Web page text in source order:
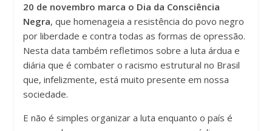
20 de novembro marca o Dia da Consciência
Negra, que homenageia a resistência do povo negro
por liberdade e contra todas as formas de opressão.
Nesta data também refletimos sobre a luta árdua e
diária que é combater o racismo estrutural no Brasil
que, infelizmente, está muito presente em nossa
sociedade.
E não é simples organizar a luta enquanto o país é